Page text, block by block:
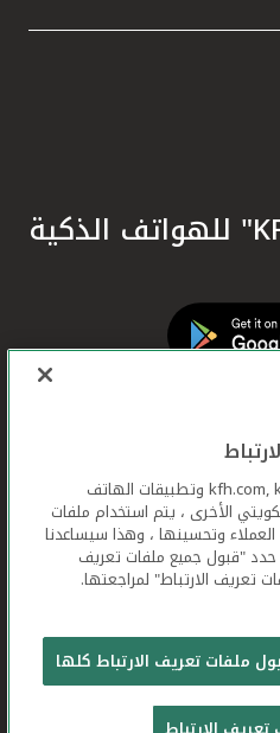
الحقوق محفوظة © 2026
الإلكتروني
عندما تستخدم ,kfh.com, kfhonline.com وتطبيقات الهاتف
الأخرى ، يتم استخدام ملفات
وتحسينها ، وهذا سيساعدنا
حدد "قبول جميع ملفات تعريف
تعريف الارتباط" لمراجعتها.
ملفات تعريف الارتباط كلها